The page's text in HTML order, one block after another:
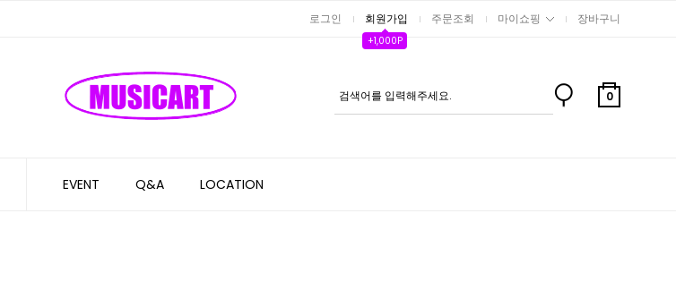
로그인 회원가입
+1,000P
주문조회 마이쇼핑 장바구니
0
EVENT Q&A LOCATION